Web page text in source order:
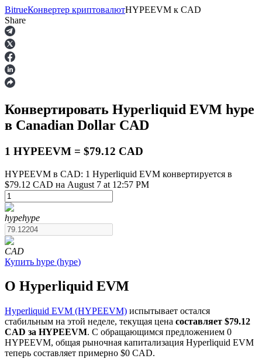
Фьючерсы
USDT-фьючерсы
обеспечения
Фьючерсы на COIN-M
Криптовалютные фьючерсы
BitrueКонвертер криптовалютHYPEEVM к CAD
Share
Конвертировать Hyperliquid EVM hype
в Canadian Dollar CAD
1 HYPEEVM = $79.12 CAD
HYPEEVM в CAD: 1 Hyperliquid EVM конвертируется в
$79.12 CAD на August 7 at 12:57 PM
hypehype
CAD
Купить hype (hype)
О Hyperliquid EVM
Hyperliquid EVM (HYPEEVM) испытывает остался
стабильным на этой неделе, текущая цена составляет $79.12
CAD за HYPEEVM. С обращающимся предложением 0
HYPEEVM, общая рыночная капитализация Hyperliquid EVM
теперь составляет примерно $0 CAD.